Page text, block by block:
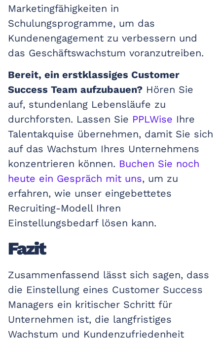
Marketingfähigkeiten in
Schulungsprogramme, um das
Kundenengagement zu verbessern und
das Geschäftswachstum voranzutreiben.
Bereit, ein erstklassiges Customer
Success Team aufzubauen? Hören Sie
auf, stundenlang Lebensläufe zu
durchforsten. Lassen Sie PPLWise Ihre
Talentakquise übernehmen, damit Sie sich
auf das Wachstum Ihres Unternehmens
konzentrieren können. Buchen Sie noch
heute ein Gespräch mit uns, um zu
erfahren, wie unser eingebettetes
Recruiting-Modell Ihren
Einstellungsbedarf lösen kann.
Fazit
Zusammenfassend lässt sich sagen, dass
die Einstellung eines Customer Success
Managers ein kritischer Schritt für
Unternehmen ist, die langfristiges
Wachstum und Kundenzufriedenheit